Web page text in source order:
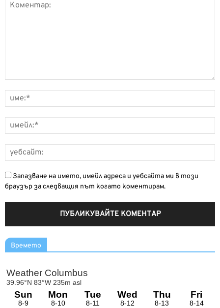
Запазване на името, имейл адреса и уебсайта ми в този
браузър за следващия път когато коментирам.
Времето